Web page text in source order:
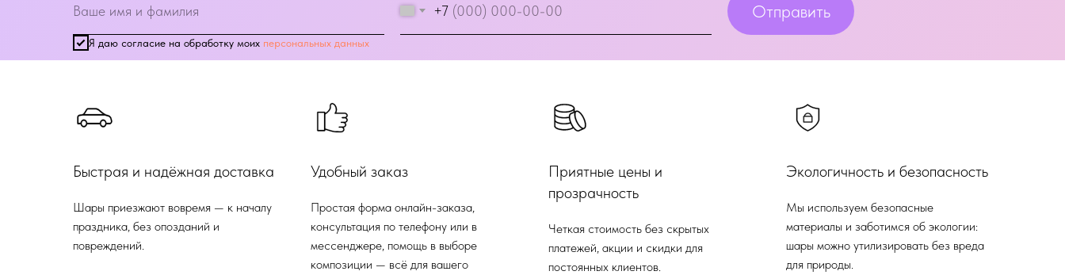
+7
Я даю согласие на обработку моих персональных данных
Отправить
Быстрая и надёжная доставка
Шары приезжают вовремя — к началу
праздника, без опозданий и
повреждений.
Удобный заказ
Простая форма онлайн-заказа,
консультация по телефону или в
мессенджере, помощь в выборе
композиции — всё для вашего
Приятные цены и
прозрачность
Четкая стоимость без скрытых
платежей, акции и скидки для
постоянных клиентов.
Экологичность и безопасность
Мы используем безопасные
материалы и заботимся об экологии:
шары можно утилизировать без вреда
для природы.